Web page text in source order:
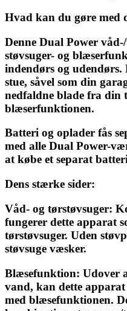
Hvad kan du gøre med
Denne Dual Power
støvsuger- og
indendørs og
stue, såvel som din
nedfaldne blade fra din
blæserfunktionen.
Batteri og oplader fås
med alle Dual Power-
at købe et separat
Dens stærke sider:
Våd- og tørstøvsuger:
fungerer dette apparat
tørstøvsuger. Uden
støvsuge væsker.
Blæsefunktion: Udover
vand, kan dette apparat
med blæsefunktionen.